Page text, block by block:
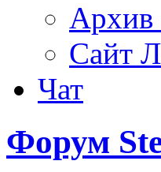
Архив
Сайт
Чат
Форум